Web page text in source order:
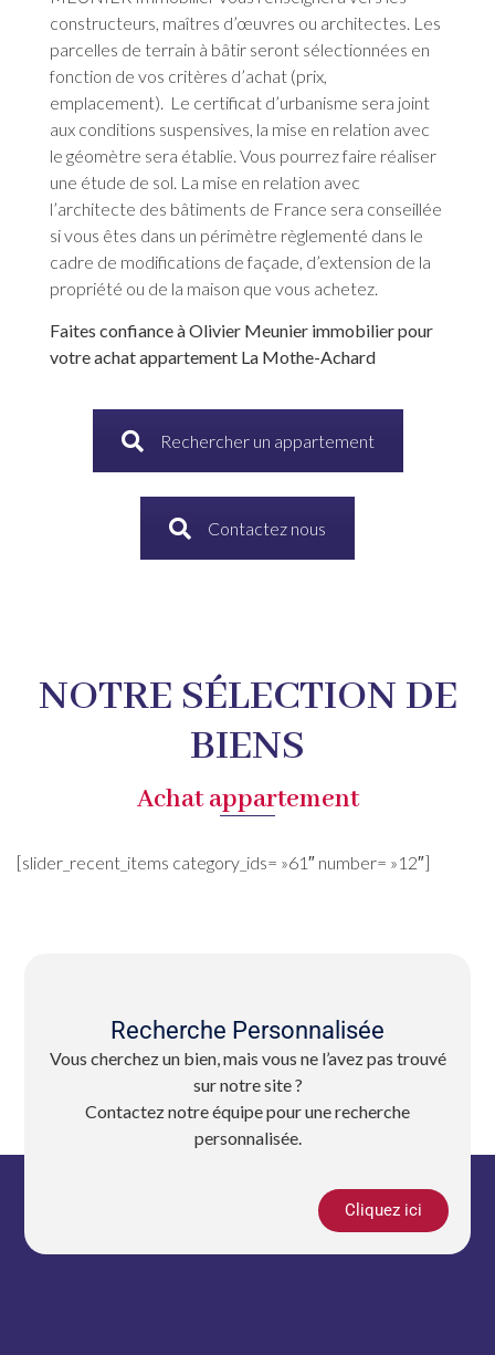
constructeurs, maîtres d’œuvres ou architectes. Les
parcelles de terrain à bâtir seront sélectionnées en
fonction de vos critères d’achat (prix,
emplacement). Le certificat d’urbanisme sera joint
aux conditions suspensives, la mise en relation avec
le géomètre sera établie. Vous pourrez faire réaliser
une étude de sol. La mise en relation avec
l’architecte des bâtiments de France sera conseillée
si vous êtes dans un périmètre règlementé dans le
cadre de modifications de façade, d’extension de la
propriété ou de la maison que vous achetez.
Faites confiance à Olivier Meunier immobilier pour
votre achat appartement La Mothe-Achard
Rechercher un appartement
Contactez nous
NOTRE SÉLECTION DE
BIENS
Achat appartement
[slider_recent_items category_ids= »61″ number= »12″]
Recherche Personnalisée
Vous cherchez un bien, mais vous ne l’avez pas trouvé
sur notre site ?
Contactez notre équipe pour une recherche
personnalisée.
Cliquez ici